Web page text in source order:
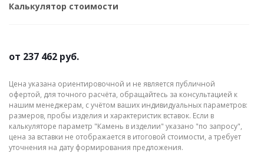
Калькулятор стоимости
от 237 462 руб.
Цена указана ориентировочной и не является публичной
офертой, для точного расчёта, обращайтесь за консультацией к
нашим менеджерам, с учётом ваших индивидуальных параметров:
размеров, пробы изделия и характеристик вставок. Если в
калькуляторе параметр "Камень в изделии" указано "по запросу",
цена за вставки не отображается в итоговой стоимости, а требует
уточнения на дату формирования предложения.